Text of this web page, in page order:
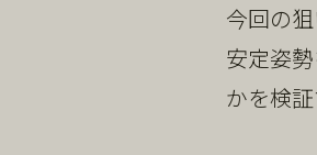
今回の
安定姿勢
かを検証